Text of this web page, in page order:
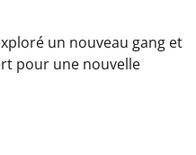
un nouveau gang et
pour une nouvelle